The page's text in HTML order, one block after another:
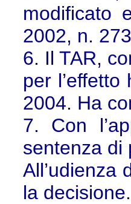
modificato
2002, n.
6. Il TAR,
per
2004. Ha
7. Con
sentenza di
All’udienza
la decisione.